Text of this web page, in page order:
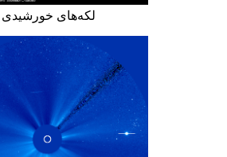
لکه‌های خورشیدی